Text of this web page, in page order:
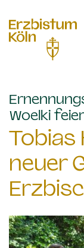
Woelki
Tobias
neuer